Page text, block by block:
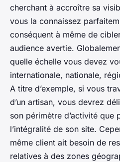
cherchant à accroître sa
vous la connaissez
conséquent à même de
audience avertie.
quelle échelle vous devez
internationale, nationale,
A titre d’exemple, si vous
d’un artisan, vous devrez
son périmètre d’activité que
l’intégralité de son site.
même client ait besoin de
relatives à des zones